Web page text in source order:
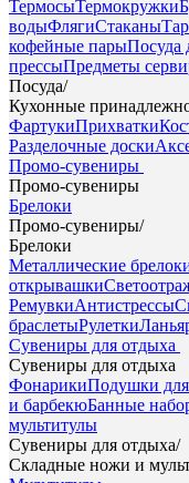
ТермосыТермокружки
водыФлягиСтаканы
кофейные парыПосуда
прессыПредметы
Посуда/
Кухонные
ФартукиПрихватки
Разделочные доски
Промо-сувениры
Промо-сувениры
Брелоки
Промо-сувениры/
Брелоки
Металлические
открывашки
РемувкиАнтистрессы
браслетыРулетки
Сувениры для отдыха
Сувениры для отдыха
ФонарикиПодушки
и барбекюБанные
мультитулы
Сувениры для отдыха/
Складные ножи и